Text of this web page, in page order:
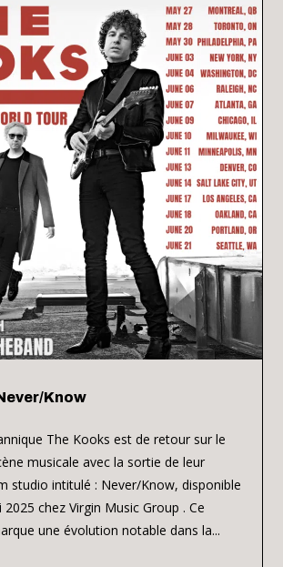
Know
The Kooks est de retour sur le
musicale avec la sortie de leur
studio intitulé : Never/Know, disponible
chez Virgin Music Group . Ce
une évolution notable dans la...